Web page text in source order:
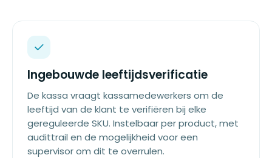
Ingebouwde leeftijdsverificatie
De kassa vraagt kassamedewerkers om de
leeftijd van de klant te verifiëren bij elke
gereguleerde SKU. Instelbaar per product, met
audittrail en de mogelijkheid voor een
supervisor om dit te overrulen.